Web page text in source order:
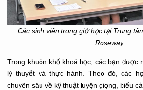
Các sinh viên trong giờ học tại Trung
Roseway
Trong khuôn khổ khoá học, các bạn được
lý thuyết và thực hành. Theo đó, các
chuyên sâu về kỹ thuật luyện giọng, biểu